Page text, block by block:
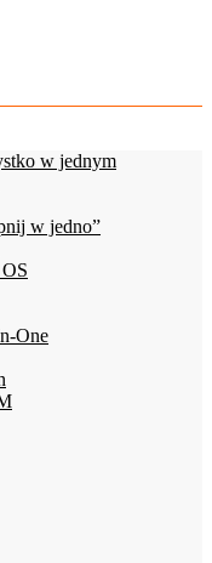
w jednym
w jedno”
One